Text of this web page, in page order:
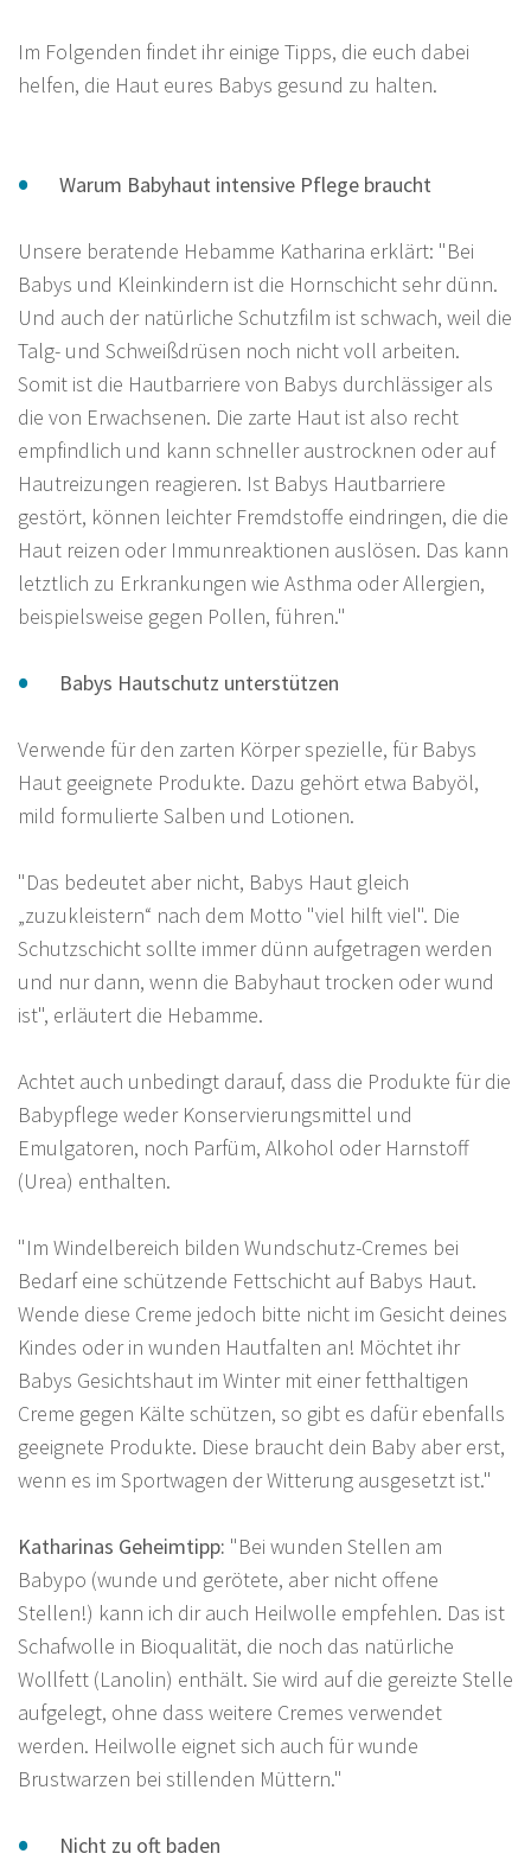
Im Folgenden findet ihr einige Tipps, die euch dabei
helfen, die Haut eures Babys gesund zu halten.
Warum Babyhaut intensive Pflege braucht
Unsere beratende Hebamme Katharina erklärt: "Bei
Babys und Kleinkindern ist die Hornschicht sehr dünn.
Und auch der natürliche Schutzfilm ist schwach, weil die
Talg- und Schweißdrüsen noch nicht voll arbeiten.
Somit ist die Hautbarriere von Babys durchlässiger als
die von Erwachsenen. Die zarte Haut ist also recht
empfindlich und kann schneller austrocknen oder auf
Hautreizungen reagieren. Ist Babys Hautbarriere
gestört, können leichter Fremdstoffe eindringen, die die
Haut reizen oder Immunreaktionen auslösen. Das kann
letztlich zu Erkrankungen wie Asthma oder Allergien,
beispielsweise gegen Pollen, führen."
Babys Hautschutz unterstützen
Verwende für den zarten Körper spezielle, für Babys
Haut geeignete Produkte. Dazu gehört etwa Babyöl,
mild formulierte Salben und Lotionen.
"Das bedeutet aber nicht, Babys Haut gleich
„zuzukleistern“ nach dem Motto "viel hilft viel". Die
Schutzschicht sollte immer dünn aufgetragen werden
und nur dann, wenn die Babyhaut trocken oder wund
ist", erläutert die Hebamme.
Achtet auch unbedingt darauf, dass die Produkte für die
Babypflege weder Konservierungsmittel und
Emulgatoren, noch Parfüm, Alkohol oder Harnstoff
(Urea) enthalten.
"Im Windelbereich bilden Wundschutz-Cremes bei
Bedarf eine schützende Fettschicht auf Babys Haut.
Wende diese Creme jedoch bitte nicht im Gesicht deines
Kindes oder in wunden Hautfalten an! Möchtet ihr
Babys Gesichtshaut im Winter mit einer fetthaltigen
Creme gegen Kälte schützen, so gibt es dafür ebenfalls
geeignete Produkte. Diese braucht dein Baby aber erst,
wenn es im Sportwagen der Witterung ausgesetzt ist."
Katharinas Geheimtipp: "Bei wunden Stellen am
Babypo (wunde und gerötete, aber nicht offene
Stellen!) kann ich dir auch Heilwolle empfehlen. Das ist
Schafwolle in Bioqualität, die noch das natürliche
Wollfett (Lanolin) enthält. Sie wird auf die gereizte Stelle
aufgelegt, ohne dass weitere Cremes verwendet
werden. Heilwolle eignet sich auch für wunde
Brustwarzen bei stillenden Müttern."
Nicht zu oft baden